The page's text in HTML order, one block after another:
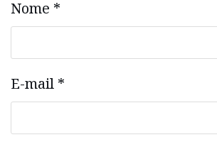
Nome *
E-mail *